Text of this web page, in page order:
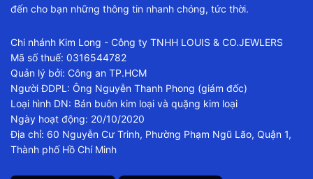
đến cho bạn những thông tin nhanh chóng, tức thời.
Chi nhánh Kim Long - Công ty TNHH LOUIS & CO.JEWLERS
Mã số thuế: 0316544782
Quản lý bởi: Công an TP.HCM
Người ĐDPL: Ông Nguyễn Thanh Phong (giám đốc)
Loại hình DN: Bán buôn kim loại và quặng kim loại
Ngày hoạt động: 20/10/2020
Địa chỉ: 60 Nguyễn Cư Trinh, Phường Phạm Ngũ Lão, Quận 1,
Thành phố Hồ Chí Minh